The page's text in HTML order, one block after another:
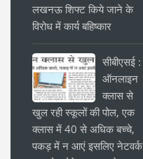
लखनऊ शिफ्ट किये जाने के
विरोध में कार्य बहिष्कार
सीबीएसई :
ऑनलाइन
क्लास से
खुल रही स्कूलों की पोल, एक
क्लास में 40 से अधिक बच्चे,
पकड़ में न आएं इसलिए नेटवर्क